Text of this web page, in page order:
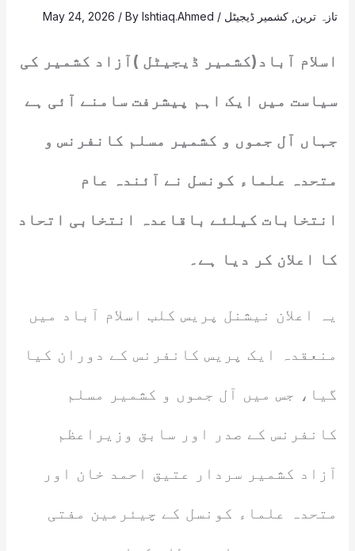
تازہ ترین کشمیر ڈیجیٹل /
May 24, 2026 / ByIshtiaq.Ahmed
اسلام آباد(کشمیر ڈیجیٹل )آزاد کشمیر کی
سیاست میں ایک اہم پیشرفت سامنے آئی ہے
جہاں آل جموں و کشمیر مسلم کانفرنس و
متحدہ علماء کونسل نے آئندہ عام
انتخابات کیلئے باقاعدہ انتخابی اتحاد
کا اعلان کر دیا ہے۔
یہ اعلان نیشنل پریس کلب اسلام آباد میں
منعقدہ ایک پریس کانفرنس کے دوران کیا
گیا، جس میں آل جموں و کشمیر مسلم
کانفرنس کے صدر اور سابق وزیراعظم
آزاد کشمیر سردار عتیق احمد خان اور
متحدہ علماء کونسل کے چیئرمین مفتی